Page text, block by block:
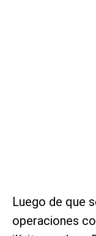
Luego de que
operaciones